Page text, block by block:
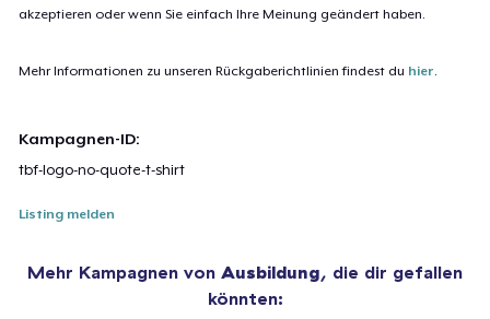
akzeptieren oder wenn Sie einfach Ihre Meinung geändert haben.
Mehr Informationen zu unseren Rückgaberichtlinien findest du hier.
Kampagnen-ID:
tbf-logo-no-quote-t-shirt
Listing melden
Mehr Kampagnen von Ausbildung, die dir gefallen
könnten: